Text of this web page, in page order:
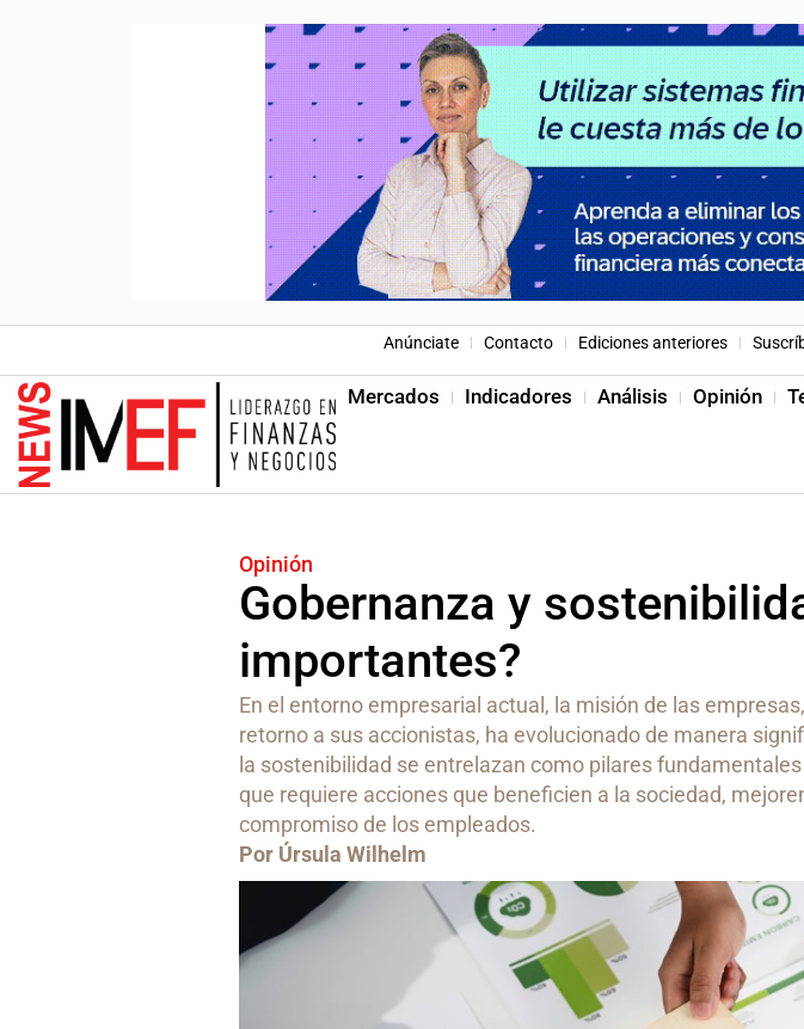
Anúnciate Contacto Ediciones anteriores
Mercados Indicadores Análisis Opinión
Opinión
Gobernanza y
importantes?
En el entorno empresarial actual, la misión de las
retorno a sus accionistas, ha evolucionado de manera
la sostenibilidad se entrelazan como pilares
que requiere acciones que beneficien a la sociedad,
compromiso de los empleados.
Por Úrsula Wilhelm